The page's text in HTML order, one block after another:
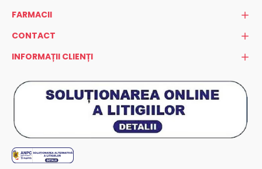
FARMACII
CONTACT
INFORMAȚII CLIENȚI